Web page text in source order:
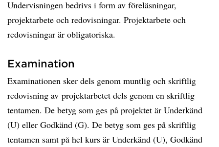
Undervisningen bedrivs i form av föreläsningar,
projektarbete och redovisningar. Projektarbete och
redovisningar är obligatoriska.
Examination
Examinationen sker dels genom muntlig och skriftlig
redovisning av projektarbetet dels genom en skriftlig
tentamen. De betyg som ges på projektet är Underkänd
(U) eller Godkänd (G). De betyg som ges på skriftlig
tentamen samt på hel kurs är Underkänd (U), Godkänd